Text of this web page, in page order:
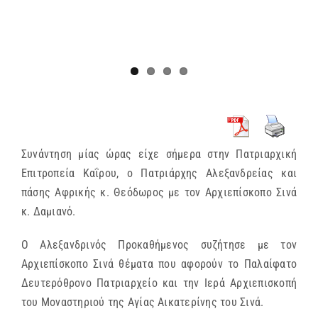
Συνάντηση μίας ώρας είχε σήμερα στην Πατριαρχική
Επιτροπεία Καΐρου, ο Πατριάρχης Αλεξανδρείας και
πάσης Αφρικής κ. Θεόδωρος με τον Αρχιεπίσκοπο Σινά
κ. Δαμιανό.
Ο Αλεξανδρινός Προκαθήμενος συζήτησε με τον
Αρχιεπίσκοπο Σινά θέματα που αφορούν το Παλαίφατο
Δευτερόθρονο Πατριαρχείο και την Ιερά Αρχιεπισκοπή
του Μοναστηριού της Αγίας Αικατερίνης του Σινά.